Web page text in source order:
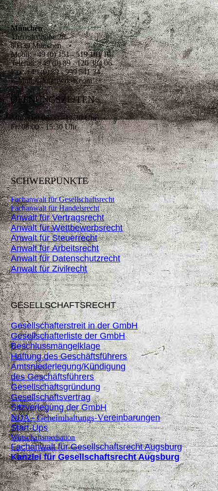
München
Theresienhöhe 28
80339 München
Mobil: +49 (0) 151 - 519 101 18
Telefon: +49 (0) 89 - 120 384 06
Fax: +49 (0) 89 - 999 541 34
E-Mail: info(at)wrk-h.com
ÖFFNUNGSZEITEN
Mo - Do: 08:00 - 17:30 Uhr
Fr: 08:00 - 15:30 Uhr
SCHWERPUNKTE
Fachanwalt für Gesellschaftsrecht
Fachanwalt für Handelsrecht
Anwalt für Vertragsrecht
Anwalt für Wettbewerbsrecht
Anwalt für Steuerrecht
Anwalt für Arbeitsrecht
Anwalt für Datenschutzrecht
Anwalt für Zivilrecht
GESELLSCHAFTSRECHT
Gesellschafterstreit in der GmbH
Gesellschafterliste der GmbH
Beschlussmängelklage
Haftung des Geschäftsführers
Amtsniederlegung/Kündigung
desGeschäftsführers
Gesellschaftsgründung
Gesellschaftsvertrag
Sitzverlegung der GmbH
NDA - Geheimhaltungs-Vereinbarungen
Start-Ups
Wirtschaftsmediation
Fachanwalt für Gesellschaftsrecht Augsburg
Kanzlei für Gesellschaftsrecht Augsburg